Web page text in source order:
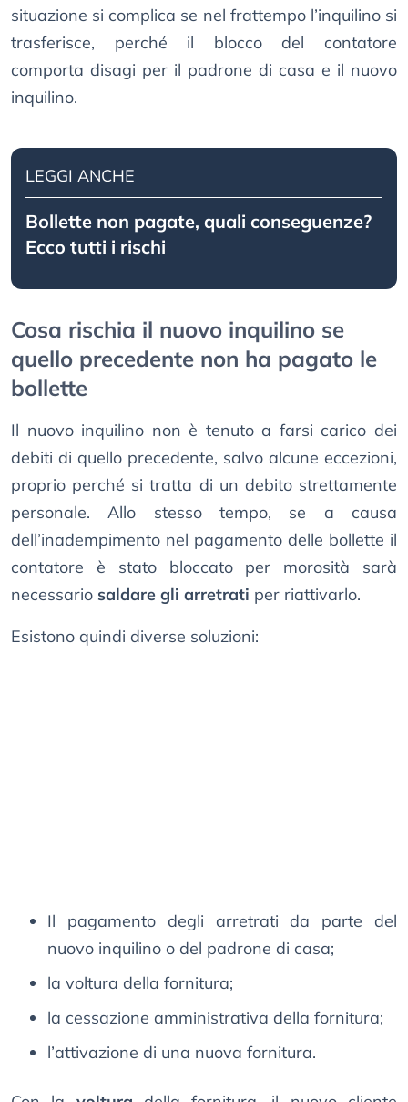
situazione si complica se nel frattempo l’inquilino si
trasferisce, perché il blocco del contatore
comporta disagi per il padrone di casa e il nuovo
inquilino.
LEGGI ANCHE
Bollette non pagate, quali conseguenze?
Ecco tutti i rischi
Cosa rischia il nuovo inquilino se
quello precedente non ha pagato le
bollette
Il nuovo inquilino non è tenuto a farsi carico dei
debiti di quello precedente, salvo alcune eccezioni,
proprio perché si tratta di un debito strettamente
personale. Allo stesso tempo, se a causa
dell’inadempimento nel pagamento delle bollette il
contatore è stato bloccato per morosità sarà
necessario saldare gli arretrati per riattivarlo.
Esistono quindi diverse soluzioni:
Il pagamento degli arretrati da parte del
nuovo inquilino o del padrone di casa;
la voltura della fornitura;
la cessazione amministrativa della fornitura;
l’attivazione di una nuova fornitura.